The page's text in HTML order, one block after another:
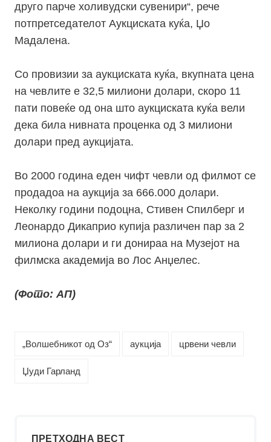
друго парче холивудски сувенири“, рече
потпретседателот Аукциската куќа, Џо
Мадалена.
Со провизии за аукциската куќа, вкупната цена
на чевлите е 32,5 милиони долари, скоро 11
пати повеќе од она што аукциската куќа вели
дека била нивната проценка од 3 милиони
долари пред аукцијата.
Во 2000 година еден чифт чевли од филмот се
продадоа на аукција за 666.000 долари.
Неколку години подоцна, Стивен Спилберг и
Леонардо Дикаприо купија различен пар за 2
милиона долари и ги донираа на Музејот на
филмска академија во Лос Анџелес.
(Фото: АП)
„Волшебникот од Оз“ аукција црвени чевли
Џуди Гарланд
ПРЕТХОДНА ВЕСТ